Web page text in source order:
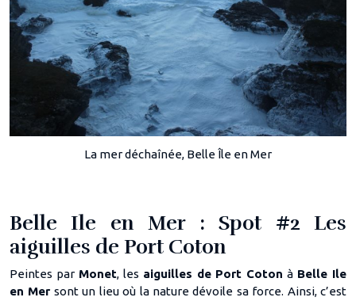
La mer déchaînée, Belle Île en Mer
Belle Ile en Mer : Spot #2 Les
aiguilles de Port Coton
Peintes par Monet, les aiguilles de Port Coton à Belle Ile
en Mer sont un lieu où la nature dévoile sa force. Ainsi, c’est